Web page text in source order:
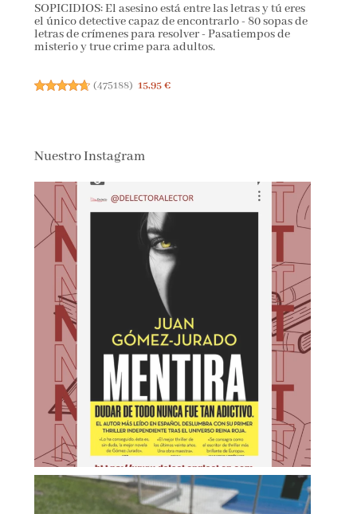
SOPICIDIOS: El asesino está entre las letras y tú eres
el único detective capaz de encontrarlo - 80 sopas de
letras de crímenes para resolver - Pasatiempos de
misterio y true crime para adultos.
(475188) 15,95 €
Nuestro Instagram